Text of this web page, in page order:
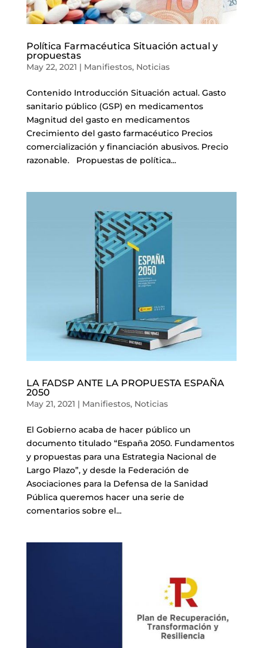
Política Farmacéutica Situación actual y
propuestas
May 22, 2021 | Manifiestos, Noticias
Contenido Introducción Situación actual. Gasto
sanitario público (GSP) en medicamentos
Magnitud del gasto en medicamentos
Crecimiento del gasto farmacéutico Precios
comercialización y financiación abusivos. Precio
razonable. Propuestas de política...
LA FADSP ANTE LA PROPUESTA ESPAÑA
2050
May 21, 2021 | Manifiestos, Noticias
El Gobierno acaba de hacer público un
documento titulado “España 2050. Fundamentos
y propuestas para una Estrategia Nacional de
Largo Plazo”, y desde la Federación de
Asociaciones para la Defensa de la Sanidad
Pública queremos hacer una serie de
comentarios sobre el...